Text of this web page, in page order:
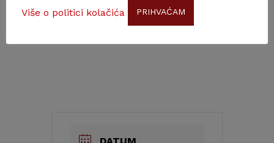
Kontakt:ftkrnjak@hazu.hr; 095 8315
DATUM
Više o politici kolačića PRIHVAĆAM